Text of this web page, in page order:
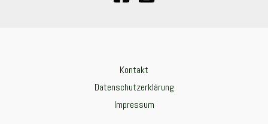
Kontakt
Datenschutzerklärung
Impressum